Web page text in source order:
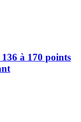
à 170 points